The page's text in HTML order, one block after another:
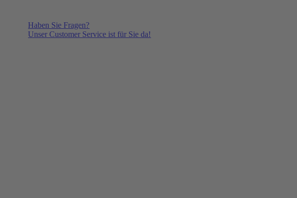
Haben Sie Fragen?
Unser Customer Service ist für Sie da!